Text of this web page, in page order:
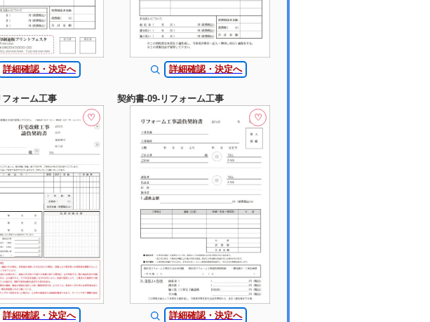
詳細確認・決定へ 詳細確認・決定へ
ォーム工事
♡
詳細確認・決定へ
契約書-09-リフォーム工事
♡
詳細確認・決定へ